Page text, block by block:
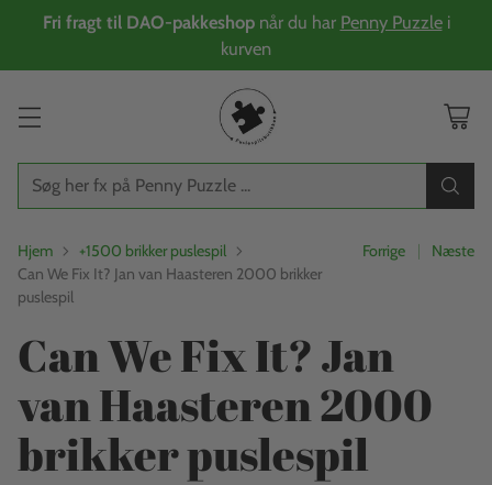
Fri fragt til DAO-pakkeshopnår du har Penny Puzzlei
kurven
Søg her fx på Penny Puzzle ...
Hjem
+1500 brikker puslespil
Can We Fix It? Jan van Haasteren 2000 brikker
puslespil
Forrige Næste
Can We Fix It? Jan
van Haasteren 2000
brikker puslespil